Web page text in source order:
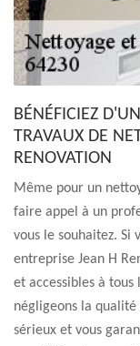
BÉNÉFICIEZ
TRAVAUX DE
RENOVATION
Même pour un
faire appel à un
vous le souhaitez. Si
entreprise Jean H
et accessibles à tous
négligeons la qualité
sérieux et vous